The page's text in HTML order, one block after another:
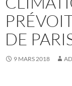
DE
9 MARS 2018